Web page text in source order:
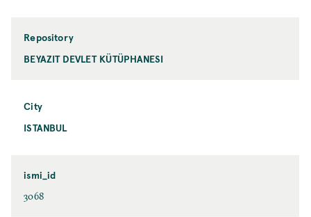
Repository
BEYAZIT DEVLET KÜTÜPHANESI
City
ISTANBUL
ismi_id
3068